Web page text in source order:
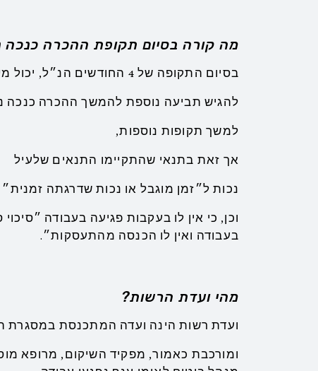
מה קורה בסיום תקופת ההכרה כנכה
בסיום התקופה של 4 החודשים הנ״ל, יכול מי שהוכר נכה נזקק,
להגיש תביעה נוספת להמשך ההכרה כנכה
למשך תקופות נוספות,
אך זאת בתנאי שהתקיימו התנאים שלעיל
נכות ל״זמן מוגבל או נכות שדרגתה זמנית״
וכן, כי אין לו בעקבות פגיעה בעבודה
בעבודה ואין לו הכנסה מהתעסקות״.
מהי ועדת הרשות?
ועדת רשות הינה ועדה המתכנסת במסגרת
ומורכבת כאמור, מפקיד השיקום, מרופא